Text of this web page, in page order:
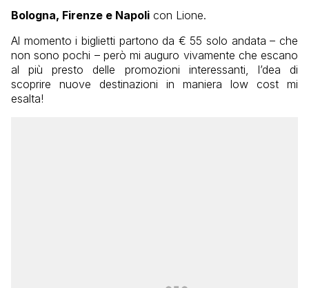
Bologna, Firenze e Napoli con Lione.
Al momento i biglietti partono da € 55 solo andata – che
non sono pochi – però mi auguro vivamente che escano
al più presto delle promozioni interessanti, l’dea di
scoprire nuove destinazioni in maniera low cost mi
esalta!